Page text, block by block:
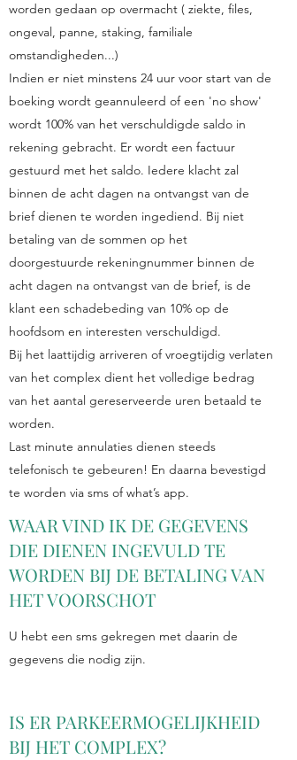
worden gedaan op overmacht ( ziekte, files,
ongeval, panne, staking, familiale
omstandigheden...)
Indien er niet minstens 24 uur voor start van de
boeking wordt geannuleerd of een 'no show'
wordt 100% van het verschuldigde saldo in
rekening gebracht. Er wordt een factuur
gestuurd met het saldo. Iedere klacht zal
binnen de acht dagen na ontvangst van de
brief dienen te worden ingediend. Bij niet
betaling van de sommen op het
doorgestuurde rekeningnummer binnen de
acht dagen na ontvangst van de brief, is de
klant een schadebeding van 10% op de
hoofdsom en interesten verschuldigd.
Bij het laattijdig arriveren of vroegtijdig verlaten
van het complex dient het volledige bedrag
van het aantal gereserveerde uren betaald te
worden.
Last minute annulaties dienen steeds
telefonisch te gebeuren! En daarna bevestigd
te worden via sms of what’s app.
WAAR VIND IK DE GEGEVENS
DIE DIENEN INGEVULD TE
WORDEN BIJ DE BETALING VAN
HET VOORSCHOT
U hebt een sms gekregen met daarin de
gegevens die nodig zijn.
IS ER PARKEERMOGELIJKHEID
BIJ HET COMPLEX?